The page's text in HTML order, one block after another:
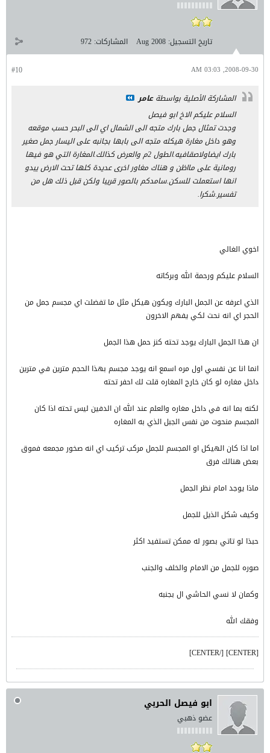
تاريخ التسجيل: Aug 2008 المشاركات: 972
#10 2008-09-30, 03:03 AM
المشاركة الأصلية بواسطةعامر
السلام عليكم الاخ ابو فيصل
وجدت تمثال جمل بارك متجه الى الشمال اي الى البحر حسب موقعه
وهو داخل مغارة هيكله متجه الى بابها بجانبه على اليسار جمل صغير
بارك ايضاولاصقافيه.الطول 2م والعرض كذالك.المغارة التي هو فيها
رومانية على مااظن و هناك مغاور اخرى عديدة كلها تحت الارض يبدو
انها استعملت للسكن.سامدكم بالصور قريبا ولكن قبل ذلك هل من
تفسير.شكرا.
اخوي الغالي
السلام عليكم ورحمة الله وبركاته
الذي اعرفه عن الجمل البارك ويكون هيكل مثل ما تفضلت اي مجسم جمل من
الحجر اي انه نحت لكي يفهم الاخرون
ان هذا الجمل البارك يوجد تحته كنز حمل هذا الجمل
انما انا عن نفسي اول مره اسمع انه يوجد مجسم بهذا الحجم مترين في مترين
داخل مغاره لو كان خارج المغاره قلت لك احفر تحته
لكنه بما انه في داخل مغاره والعلم عند الله ان الدفين ليس تحته اذا كان
المجسم منحوت من نفس الجبل الذي به المغاره
اما اذا كان الهيكل او المجسم للجمل مركب تركيب اي انه صخور مجمعه فموق
بعض هنالك فرق
ماذا يوجد امام نظر الجمل
وكيف شكل الذيل للجمل
حبذا لو تاتي بصور له ممكن تستفيد اكثر
صوره للجمل من الامام والخلف والجنب
وكمان لا نسي الحاشي ال بجنبه
وفقك الله
[CENTER] [/CENTER]
ابو فيصل الحربي
عضو ذهبي